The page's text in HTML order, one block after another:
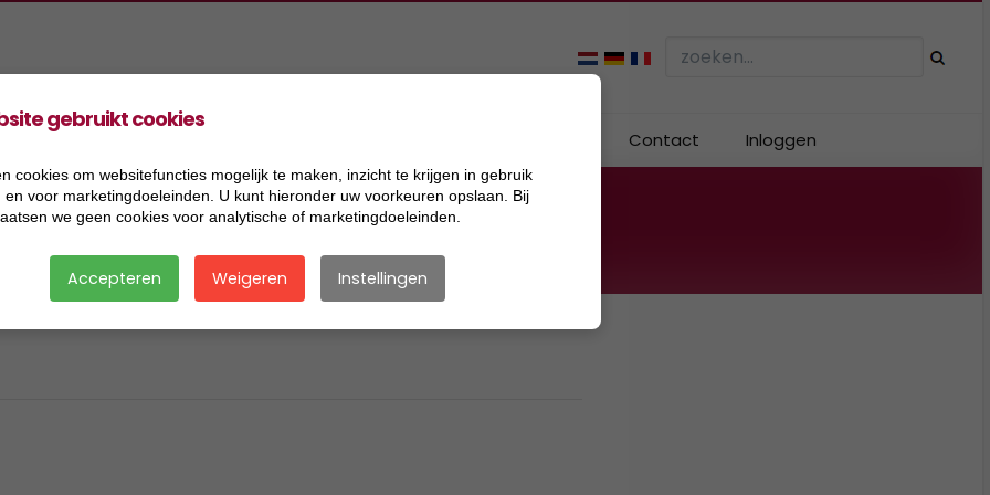
Aannemingen BV
Handel BV
Research BV
Transport BV
2026
2025
2024
2023
Acceptatiecriteria
Algemene voorwaarden
Certificaat BRL 2506
Certificaat BRL 9321
Contact Inloggen
gebruikt cookies
cookies om websitefuncties mogelijk te maken, inzicht te krijgen in gebruik
en voor marketingdoeleinden. U kunt hieronder uw voorkeuren opslaan. Bij
we geen cookies voor analytische of marketingdoeleinden.
Accepteren Weigeren Instellingen